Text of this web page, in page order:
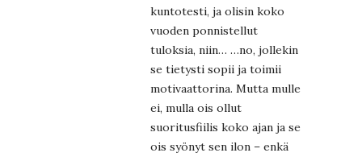
kuntotesti, ja olisin koko
vuoden ponnistellut
tuloksia, niin… …no, jollekin
se tietysti sopii ja toimii
motivaattorina. Mutta mulle
ei, mulla ois ollut
suoritusfiilis koko ajan ja se
ois syönyt sen ilon – enkä